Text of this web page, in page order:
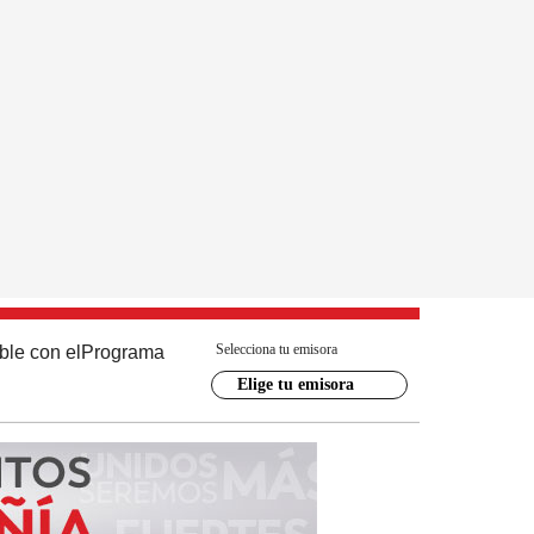
con el Programa Selecciona tu emisora
Elige tu emisora